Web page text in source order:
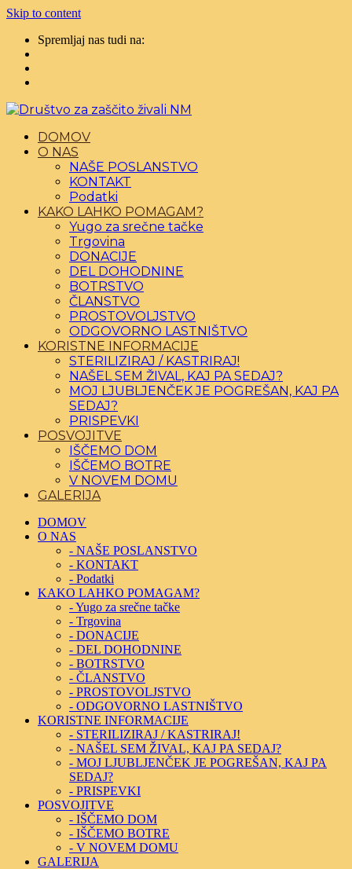
Skip to content
Spremljaj nas tudi na:
DOMOV
O NAS
NAŠE POSLANSTVO
KONTAKT
Podatki
KAKO LAHKO POMAGAM?
Yugo za srečne tačke
Trgovina
DONACIJE
DEL DOHODNINE
BOTRSTVO
ČLANSTVO
PROSTOVOLJSTVO
ODGOVORNO LASTNIŠTVO
KORISTNE INFORMACIJE
STERILIZIRAJ / KASTRIRAJ!
NAŠEL SEM ŽIVAL, KAJ PA SEDAJ?
MOJ LJUBLJENČEK JE POGREŠAN, KAJ PA
SEDAJ?
PRISPEVKI
POSVOJITVE
IŠČEMO DOM
IŠČEMO BOTRE
V NOVEM DOMU
GALERIJA
DOMOV
O NAS
- NAŠE POSLANSTVO
- KONTAKT
- Podatki
KAKO LAHKO POMAGAM?
- Yugo za srečne tačke
- Trgovina
- DONACIJE
- DEL DOHODNINE
- BOTRSTVO
- ČLANSTVO
- PROSTOVOLJSTVO
- ODGOVORNO LASTNIŠTVO
KORISTNE INFORMACIJE
- STERILIZIRAJ / KASTRIRAJ!
- NAŠEL SEM ŽIVAL, KAJ PA SEDAJ?
- MOJ LJUBLJENČEK JE POGREŠAN, KAJ PA
SEDAJ?
- PRISPEVKI
POSVOJITVE
- IŠČEMO DOM
- IŠČEMO BOTRE
- V NOVEM DOMU
GALERIJA